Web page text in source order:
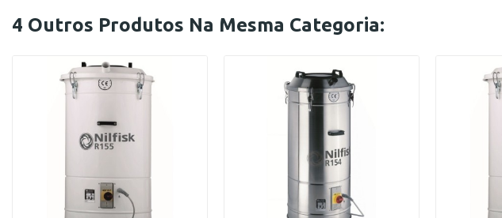
4 Outros Produtos Na Mesma Categoria: